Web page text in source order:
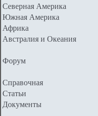
Северная Америка
Южная Америка
Африка
Австралия и Океания
Форум
Справочная
Статьи
Документы